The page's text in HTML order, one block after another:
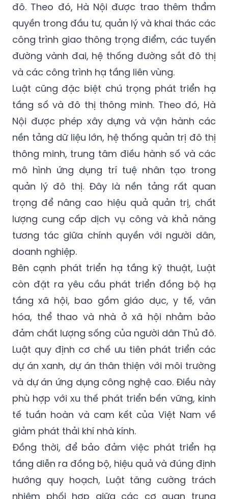
đô. Theo đó, Hà Nội được trao thêm thẩm
quyền trong đầu tư, quản lý và khai thác các
công trình giao thông trọng điểm, các tuyến
đường vành đai, hệ thống đường sắt đô thị
và các công trình hạ tầng liên vùng.
Luật cũng đặc biệt chú trọng phát triển hạ
tầng số và đô thị thông minh. Theo đó, Hà
Nội được phép xây dựng và vận hành các
nền tảng dữ liệu lớn, hệ thống quản trị đô thị
thông minh, trung tâm điều hành số và các
mô hình ứng dụng trí tuệ nhân tạo trong
quản lý đô thị. Đây là nền tảng rất quan
trọng để nâng cao hiệu quả quản trị, chất
lượng cung cấp dịch vụ công và khả năng
tương tác giữa chính quyền với người dân,
doanh nghiệp.
Bên cạnh phát triển hạ tầng kỹ thuật, Luật
còn đặt ra yêu cầu phát triển đồng bộ hạ
tầng xã hội, bao gồm giáo dục, y tế, văn
hóa, thể thao và nhà ở xã hội nhằm bảo
đảm chất lượng sống của người dân Thủ đô.
Luật quy định cơ chế ưu tiên phát triển các
dự án xanh, dự án thân thiện với môi trường
và dự án ứng dụng công nghệ cao. Điều này
phù hợp với xu thế phát triển bền vững, kinh
tế tuần hoàn và cam kết của Việt Nam về
giảm phát thải khí nhà kính.
Đồng thời, để bảo đảm việc phát triển hạ
tầng diễn ra đồng bộ, hiệu quả và đúng định
hướng quy hoạch, Luật tăng cường trách
nhiệm phối hợp giữa các cơ quan trung